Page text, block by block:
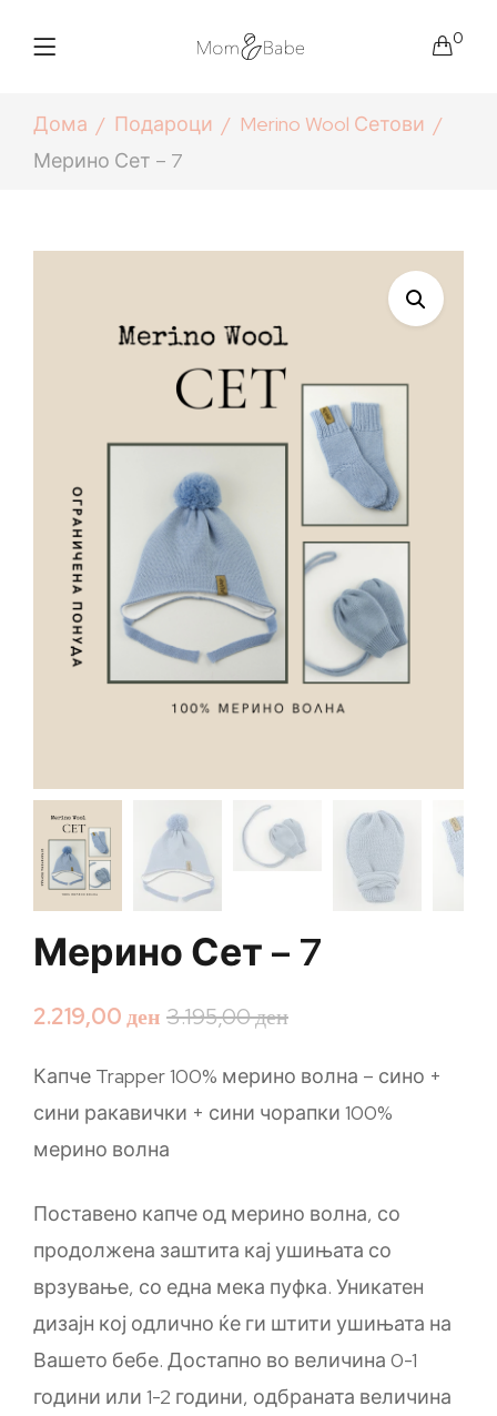
0
Дома Подароци
Merino Wool Сетови
Мерино Сет – 7
Мерино Сет – 7
3.195,00ден
2.219,00ден
Капче Trapper 100% мерино волна – сино +
сини ракавички + сини чорапки 100%
мерино волна
Поставено капче од мерино волна, со
продолжена заштита кај ушињата со
врзување, со една мека пуфка. Уникатен
дизајн кој одлично ќе ги штити ушињата на
Вашето бебе. Достапно во величина 0-1
години или 1-2 години, одбраната величина